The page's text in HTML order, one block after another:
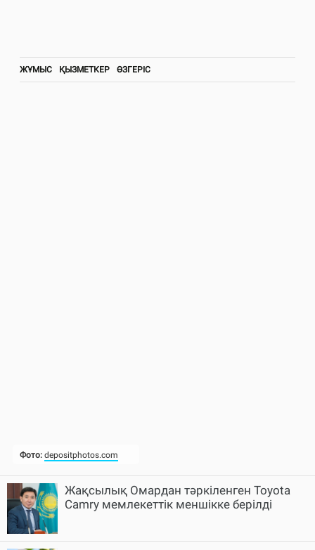
Жақсылық Омардан тәркіленген Toyota
Camry мемлекеттік меншікке берілді